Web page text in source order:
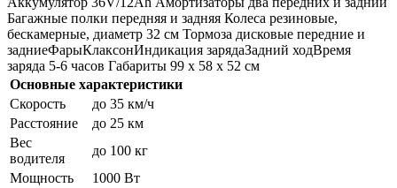
Багажные полки передняя и задняя Колеса резиновые,
бескамерные, диаметр 32 см Тормоза дисковые передние и
задниеФарыКлаксонИндикация зарядаЗадний ходВремя
заряда 5-6 часов Габариты 99 x 58 x 52 см
Основные характеристики
Скорость
до 35 км/ч
Расстояние
до 25 км
Вес
водителя
до 100 кг
Мощность
1000 Вт